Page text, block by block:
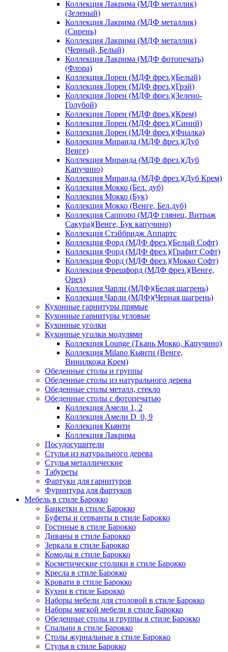
Коллекция Лакрима (МДФ металлик)
(Зеленый)
Коллекция Лакрима (МДФ металлик)
(Сирень)
Коллекция Лакрима (МДФ металлик)
(Черный, Белый)
Коллекция Лакрима (МДФ фотопечать)
(Флора)
Коллекция Лорен (МДФ фрез.)(Белый)
Коллекция Лорен (МДФ фрез.)(Грэй)
Коллекция Лорен (МДФ фрез.)(Зелено-
Голубой)
Коллекция Лорен (МДФ фрез.)(Крем)
Коллекция Лорен (МДФ фрез.)(Синий)
Коллекция Лорен (МДФ фрез.)(Фиалка)
Коллекция Миранда (МДФ фрез.)(Дуб
Венге)
Коллекция Миранда (МДФ фрез.)(Дуб
Капучино)
Коллекция Миранда (МДФ фрез.)(Дуб Крем)
Коллекция Мокко (Бел. дуб)
Коллекция Мокко (Бук)
Коллекция Мокко (Венге, Бел.дуб)
Коллекция Саппоро (МДФ глянец, Витраж
Сакура)(Венге, Бук капучино)
Коллекция Стэйбридж Аппартс
Коллекция Форд (МДФ фрез.)(Белый Софт)
Коллекция Форд (МДФ фрез.)(Графит Софт)
Коллекция Форд (МДФ фрез.)(Мокко Софт)
Коллекция Фрешфорд (МДФ фрез.)(Венге,
Орех)
Коллекция Чарли (МДФ)(Белая шагрень)
Коллекция Чарли (МДФ)(Черная шагрень)
Кухонные гарнитуры прямые
Кухонные гарнитуры угловые
Кухонные уголки
Кухонные уголки модулями
Коллекция Lounge (Ткань Мокко, Капучино)
Коллекция Milano Кьянти (Венге,
Винилкожа Крем)
Обеденные столы и группы
Обеденные столы из натурального дерева
Обеденные столы металл, стекло
Обеденные столы с фотопечатью
Коллекция Амели 1, 2
Коллекция Амели D_0, 9
Коллекция Кьянти
Коллекция Лакрима
Посудосушители
Стулья из натурального дерева
Стулья металлические
Табуреты
Фартуки для гарнитуров
Фурнитура для фартуков
Мебель в стиле Барокко
Банкетки в стиле Барокко
Буфеты и серванты в стиле Барокко
Гостиные в стиле Барокко
Диваны в стиле Барокко
Зеркала в стиле Барокко
Комоды в стиле Барокко
Косметические столики в стиле Барокко
Кресла в стиле Барокко
Кровати в стиле Барокко
Кухни в стиле Барокко
Наборы мебели для столовой в стиле Барокко
Наборы мягкой мебели в стиле Барокко
Обеденные столы и группы в стиле Барокко
Спальни в стиле Барокко
Столы журнальные в стиле Барокко
Стулья в стиле Барокко